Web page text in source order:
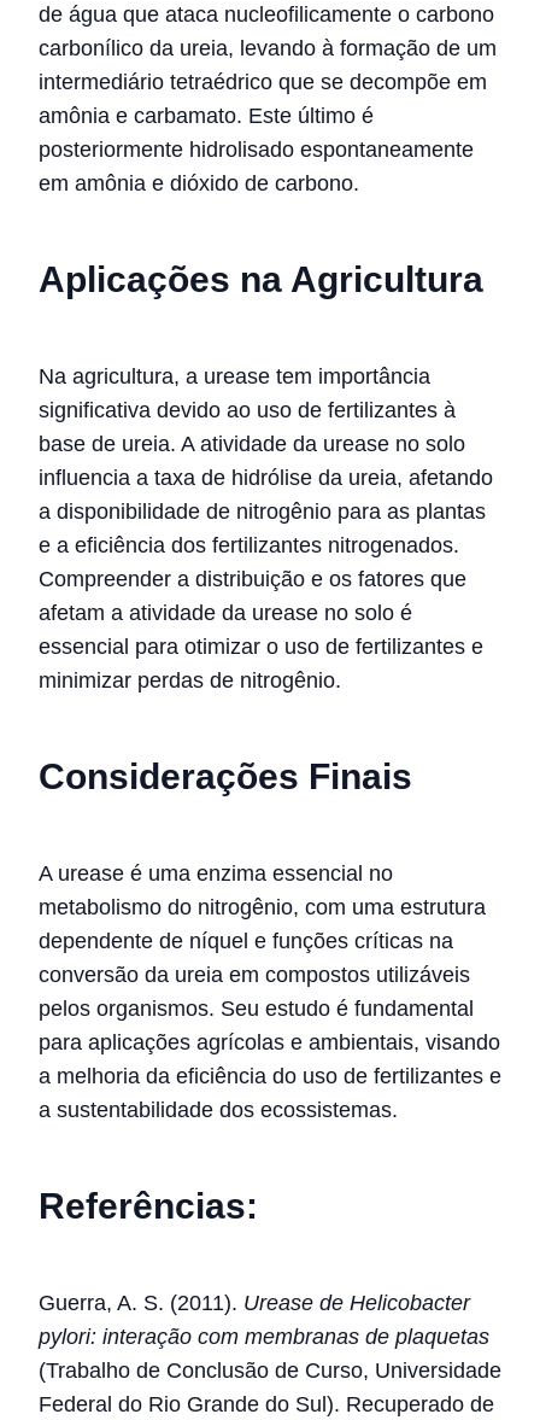
de água que ataca nucleofilicamente o carbono
carbonílico da ureia, levando à formação de um
intermediário tetraédrico que se decompõe em
amônia e carbamato. Este último é
posteriormente hidrolisado espontaneamente
em amônia e dióxido de carbono.
Aplicações na Agricultura
Na agricultura, a urease tem importância
significativa devido ao uso de fertilizantes à
base de ureia. A atividade da urease no solo
influencia a taxa de hidrólise da ureia, afetando
a disponibilidade de nitrogênio para as plantas
e a eficiência dos fertilizantes nitrogenados.
Compreender a distribuição e os fatores que
afetam a atividade da urease no solo é
essencial para otimizar o uso de fertilizantes e
minimizar perdas de nitrogênio.
Considerações Finais
A urease é uma enzima essencial no
metabolismo do nitrogênio, com uma estrutura
dependente de níquel e funções críticas na
conversão da ureia em compostos utilizáveis
pelos organismos. Seu estudo é fundamental
para aplicações agrícolas e ambientais, visando
a melhoria da eficiência do uso de fertilizantes e
a sustentabilidade dos ecossistemas.
Referências:
Guerra, A. S. (2011). Urease de Helicobacter
pylori: interação com membranas de plaquetas
(Trabalho de Conclusão de Curso, Universidade
Federal do Rio Grande do Sul). Recuperado de